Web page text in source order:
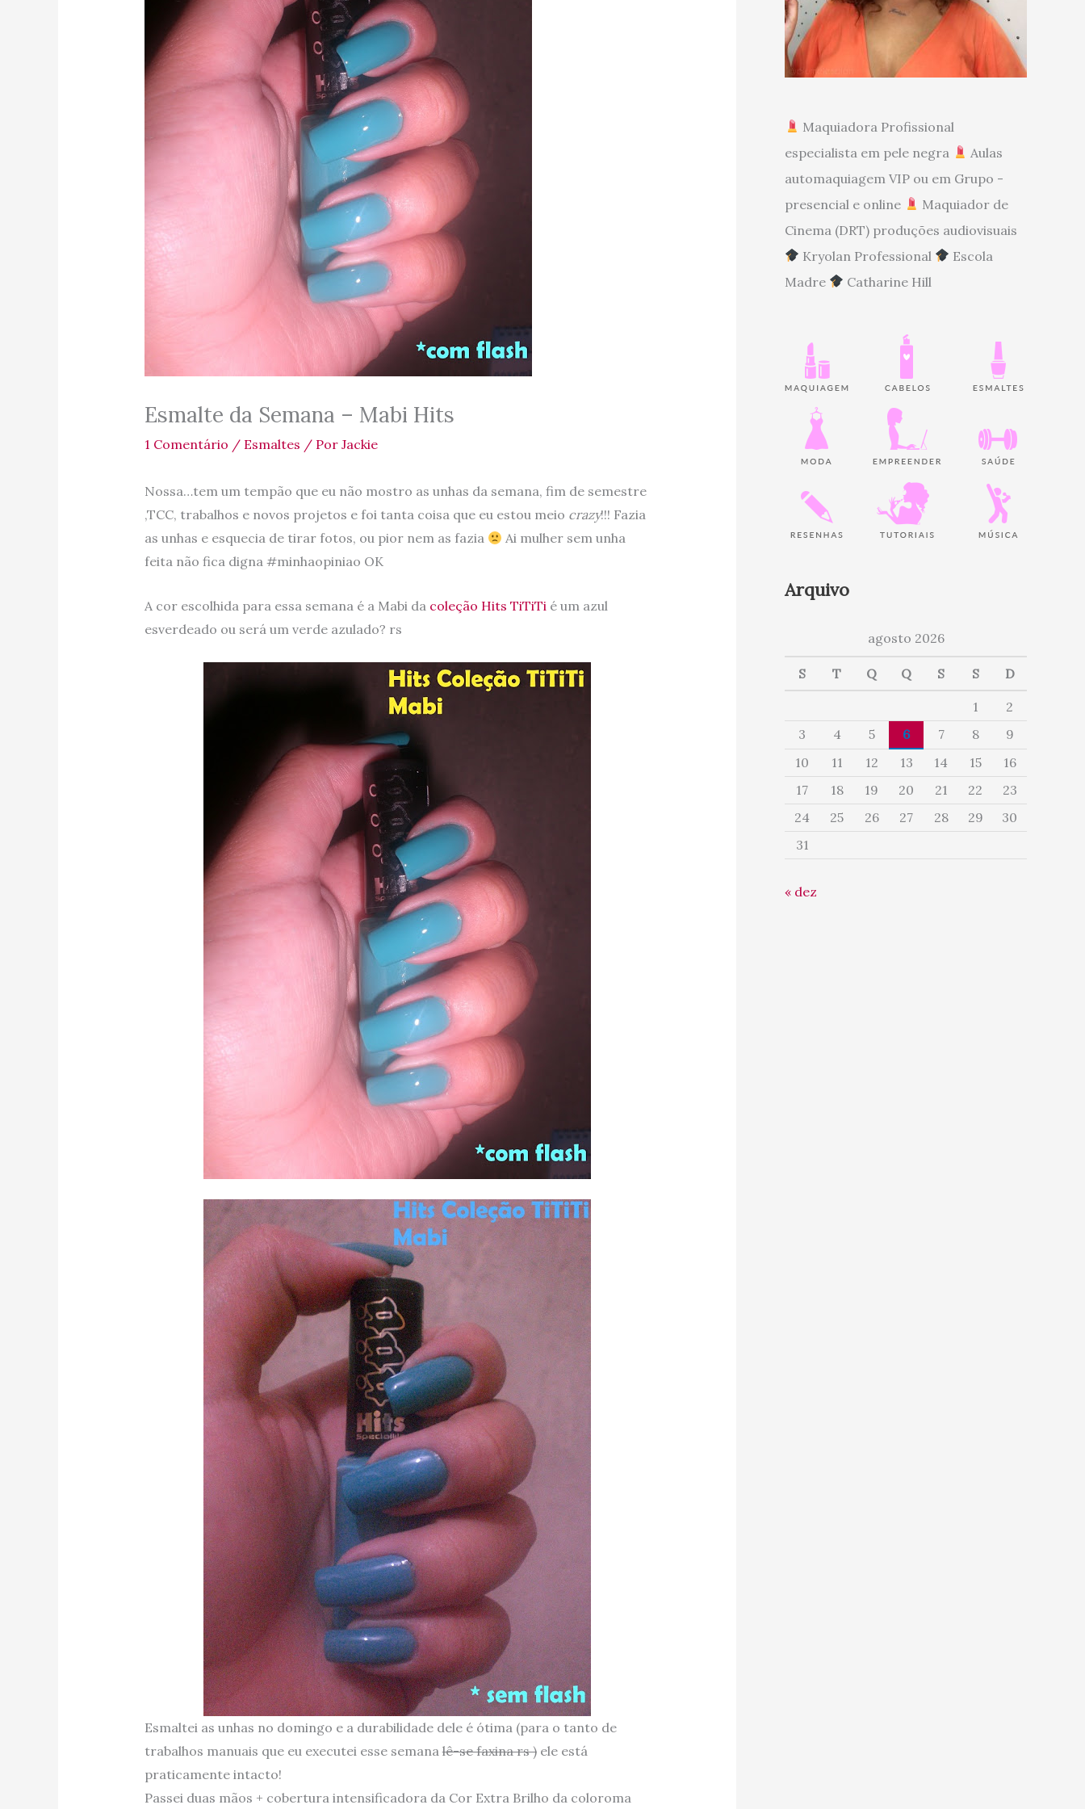
Esmalte da Semana – Mabi Hits
1 Comentário / Esmaltes / Por Jackie
Nossa…tem um tempão que eu não mostro as unhas da semana, fim de semestre
,TCC, trabalhos e novos projetos e foi tanta coisa que eu estou meio crazy!!! Fazia
as unhas e esquecia de tirar fotos, ou pior nem as fazia
Ai mulher sem unha
feita não fica digna #minhaopiniao OK
A cor escolhida para essa semana é a Mabi da coleção Hits TiTiTié um azul
esverdeado ou será um verde azulado? rs
Esmaltei as unhas no domingo e a durabilidade dele é ótima (para o tanto de
trabalhos manuais que eu executei esse semanalê-se faxina rs )ele está
praticamente intacto!
Passei duas mãos + coberturaintensificadora da Cor Extra Brilho da coloroma
Maquiadora Profissional
especialista em pele negra
Aulas
automaquiagem VIP ou em Grupo -
presencial e online
Maquiador de
Cinema (DRT) produções audiovisuais
Kryolan Professional
Escola
Madre
Catharine Hill
Arquivo
agosto 2026
S T Q Q S S D
1
2
3
4 5 6 7 8
9
10
11 12 13 14 15
16
17
18 19 20 21 22
23
24
25 26 27 28 29
30
31
« dez